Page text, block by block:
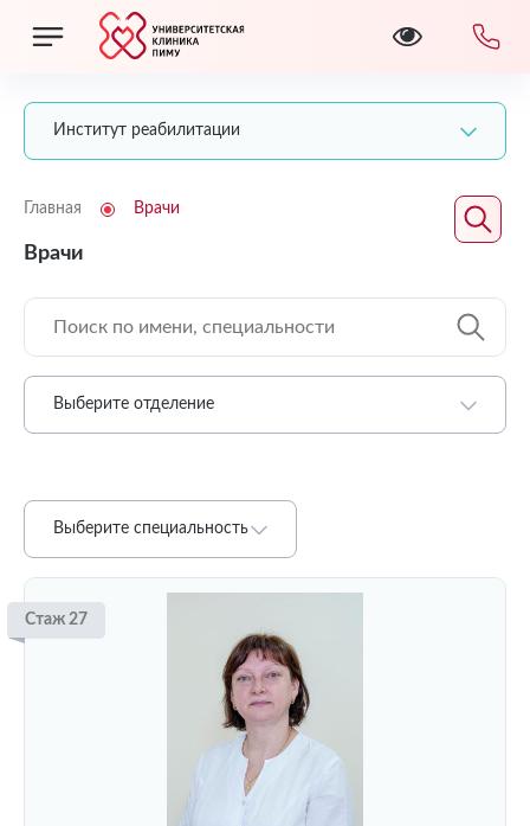
Институт реабилитации
Главная Врачи
Врачи
Выберите отделение
Выберите специальность
Стаж 27